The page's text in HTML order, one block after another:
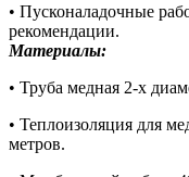
• Пусконаладочные
рекомендации.
Материалы:
• Труба медная 2-х
• Теплоизоляция для
метров.